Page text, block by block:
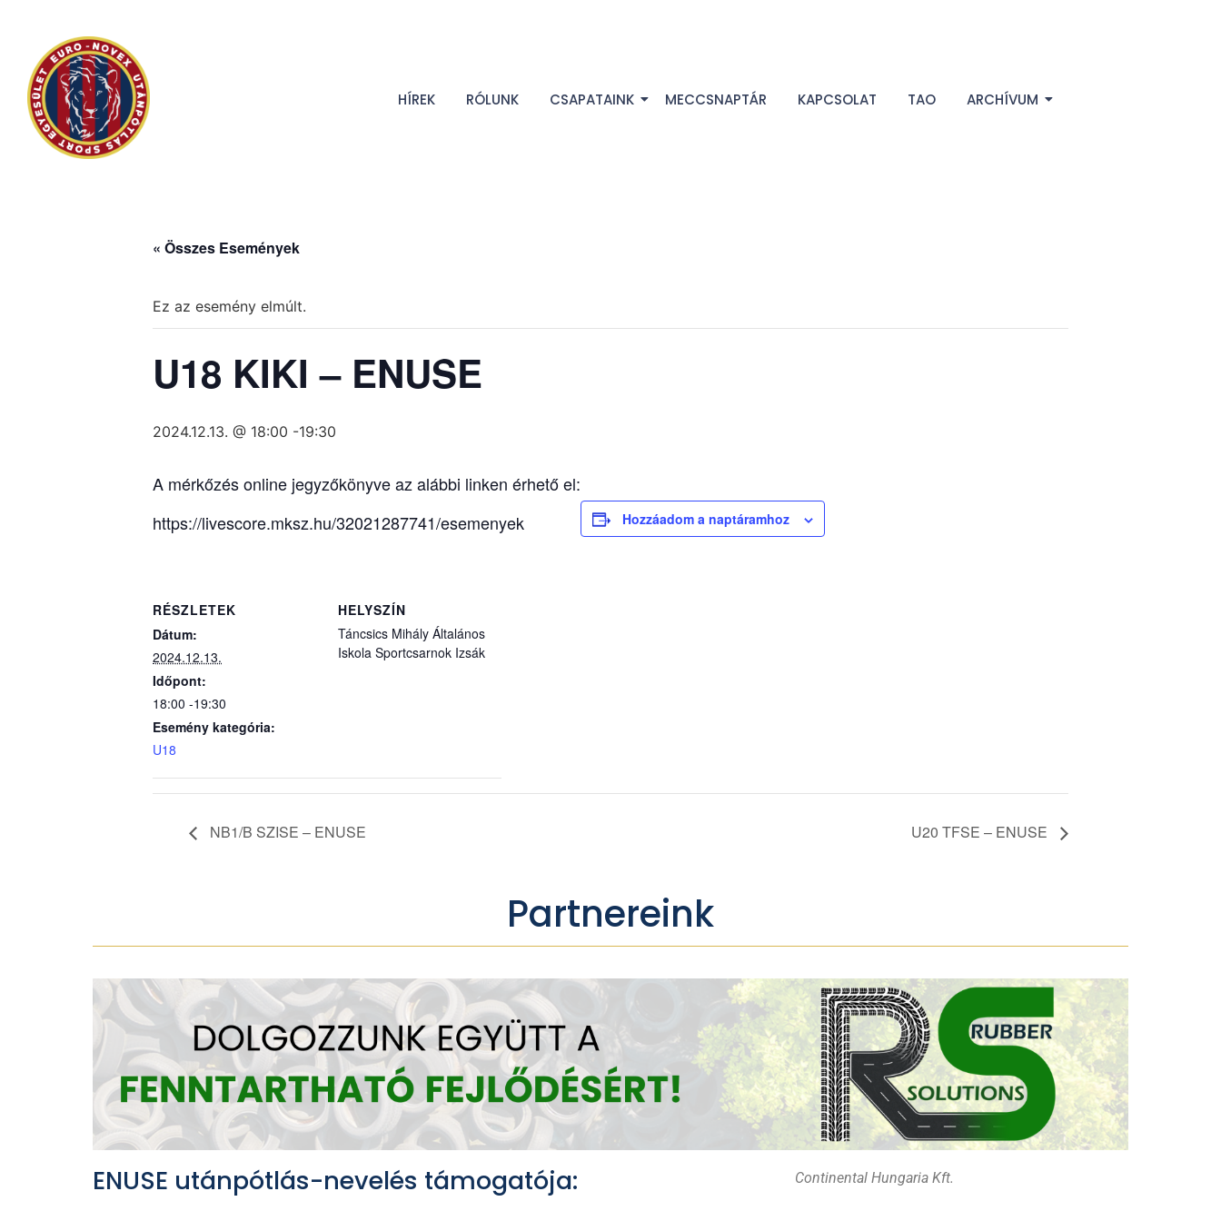
HÍREK RÓLUNK CSAPATAINK MECCSNAPTÁR KAPCSOLAT TAO ARCHÍVUM
« Összes Események
Ez az esemény elmúlt.
U18 KIKI – ENUSE
2024.12.13. @ 18:00 -19:30
A mérkőzés online jegyzőkönyve az alábbi linken érhető el:
https://livescore.mksz.hu/32021287741/esemenyek
Hozzáadom a naptáramhoz
RÉSZLETEK
Dátum:
2024.12.13.
Időpont:
18:00 -19:30
Esemény kategória:
U18
HELYSZÍN
Táncsics Mihály Általános
Iskola Sportcsarnok Izsák
NB1/B SZISE – ENUSE U20 TFSE – ENUSE
Partnereink
ENUSE utánpótlás-nevelés támogatója: Continental Hungaria Kft.